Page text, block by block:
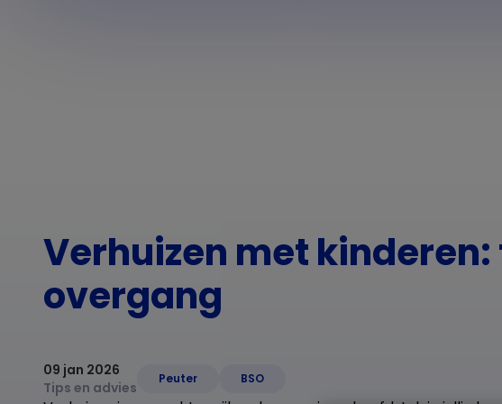
Verhuizen met
overgang
09 jan 2026
Tips en advies
Peuter BSO